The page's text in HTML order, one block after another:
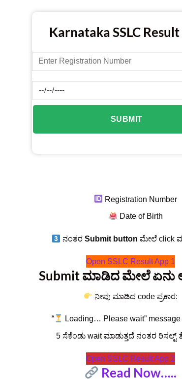
Karnataka SSLC
SUBMIT
Registration Number
Date of Birth
ನಂತರ Submit button ಮೇಲೆ click
Open SSLC Result App 1
Submit ಮಾಡಿದ ಮೇಲೆ ಏನು
ನೀವು ಮಾಡಿದ code ಪ್ರಕಾರ:
“ Loading… Please wait”
5 ಸೆಕೆಂಡು wait ಮಾಡುತ್ತದೆ ನಂತರ ರಿಸಲ್ಟ್‌
Open SSLC Result App 2
Read Now…..